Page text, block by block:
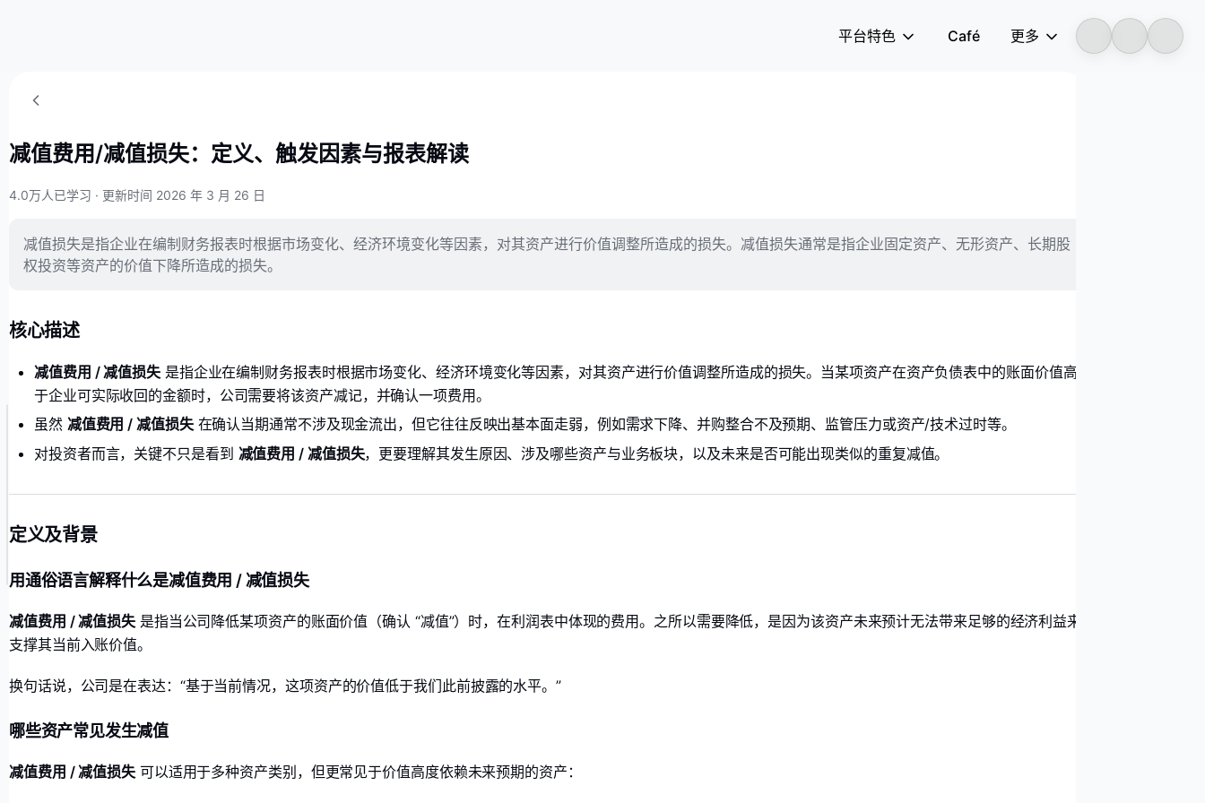
平台特色 Café 更多
减值费用/减值损失：定义、触发因素与报表解读
4.0万人已学习 · 更新时间 2026 年 3 月 26 日
减值损失是指企业在编制财务报表时根据市场变化、经济环境变化等因素，对其资产进行价值调整所造成的损失。减值损失通常是指企业固定资产、无形资产、长期股
权投资等资产的价值下降所造成的损失。
核心描述
减值费用 / 减值损失是指企业在编制财务报表时根据市场变化、经济环境变化等因素，对其资产进行价值调整所造成的损失。当某项资产在资产负债表中的账面价值高
于企业可实际收回的金额时，公司需要将该资产减记，并确认一项费用。
虽然 减值费用 / 减值损失在确认当期通常不涉及现金流出，但它往往反映出基本面走弱，例如需求下降、并购整合不及预期、监管压力或资产/技术过时等。
对投资者而言，关键不只是看到 减值费用 / 减值损失，更要理解其发生原因、涉及哪些资产与业务板块，以及未来是否可能出现类似的重复减值。
定义及背景
用通俗语言解释什么是减值费用 / 减值损失
减值费用 / 减值损失是指当公司降低某项资产的账面价值（确认 “减值”）时，在利润表中体现的费用。之所以需要降低，是因为该资产未来预计无法带来足够的经济利益来
支撑其当前入账价值。
换句话说，公司是在表达：“基于当前情况，这项资产的价值低于我们此前披露的水平。”
哪些资产常见发生减值
减值费用 / 减值损失可以适用于多种资产类别，但更常见于价值高度依赖未来预期的资产：